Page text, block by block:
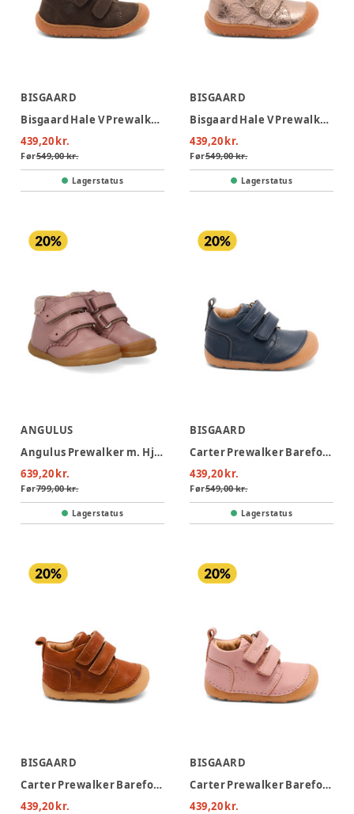
BISGAARD
Bisgaard Hale V Prewalker - Dark Brown
439,20 kr.
Før549,00 kr.
Lagerstatus
BISGAARD
Bisgaard Hale V Prewalker - Rose Gold
439,20 kr.
Før549,00 kr.
Lagerstatus
ANGULUS
Angulus Prewalker m. Hjerter - Faded Rose
639,20 kr.
Før799,00 kr.
Lagerstatus
BISGAARD
Carter Prewalker Barefoot - Navy
439,20 kr.
Før549,00 kr.
Lagerstatus
BISGAARD
Carter Prewalker Barefoot - Cognac
439,20 kr.
BISGAARD
Carter Prewalker Barefoot - Rose
439,20 kr.